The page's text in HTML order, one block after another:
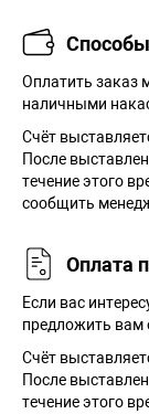
Оплатить заказ
наличными
Cчёт
После
течение этого
сообщить
Оплата
Если вас
предложить вам
Счёт
После
течение этого